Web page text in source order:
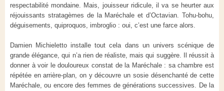
respectabilité mondaine. Mais, jouisseur ridicule, il va se heurter aux
réjouissants stratagèmes de la Maréchale et d’Octavian. Tohu-bohu,
déguisements, quiproquos, imbroglio : oui, c’est une farce alors.
Damien Michieletto installe tout cela dans un univers scénique de
grande élégance, qui n’a rien de réaliste, mais qui suggère. Il réussit à
donner à voir le douloureux constat de la Maréchale : sa chambre est
répétée en arrière-plan, on y découvre un sosie désenchanté de cette
Maréchale, ou encore des femmes de générations successives. De la